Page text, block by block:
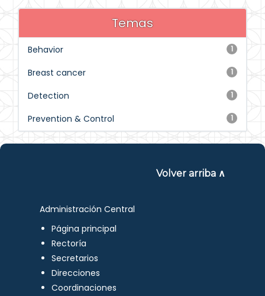
Temas
1
Behavior
1
Breast cancer
1
Detection
1
Prevention & Control
Volver arriba ∧
Administración Central
Página principal
Rectoría
Secretarios
Direcciones
Coordinaciones